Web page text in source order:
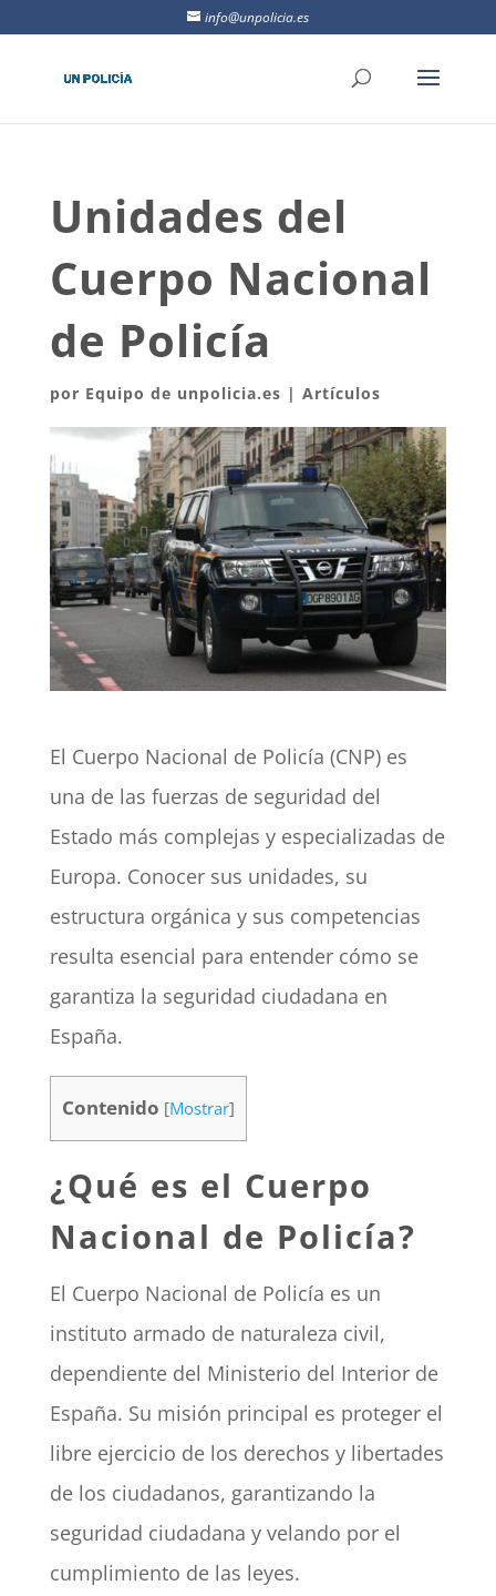
info@unpolicia.es
Unidades del
Cuerpo Nacional
de Policía
por Equipo de unpolicia.es | Artículos
El Cuerpo Nacional de Policía (CNP) es
una de las fuerzas de seguridad del
Estado más complejas y especializadas de
Europa. Conocer sus unidades, su
estructura orgánica y sus competencias
resulta esencial para entender cómo se
garantiza la seguridad ciudadana en
España.
Contenido [Mostrar]
¿Qué es el Cuerpo
Nacional de Policía?
El Cuerpo Nacional de Policía es un
instituto armado de naturaleza civil,
dependiente del Ministerio del Interior de
España. Su misión principal es proteger el
libre ejercicio de los derechos y libertades
de los ciudadanos, garantizando la
seguridad ciudadana y velando por el
cumplimiento de las leyes.